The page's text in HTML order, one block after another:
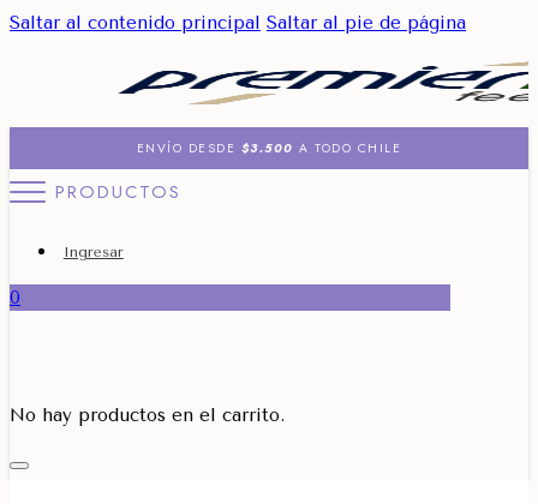
Saltar al contenido principal Saltar al pie de página
ENVÍO DESDE $3.500 A TODO CHILE
PRODUCTOS
Ingresar
0
No hay productos en el carrito.